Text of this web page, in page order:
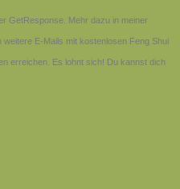
GetResponse. Mehr dazu in meiner
weitere E-Mails mit kostenlosen Feng Shui
erreichen. Es lohnt sich! Du kannst dich